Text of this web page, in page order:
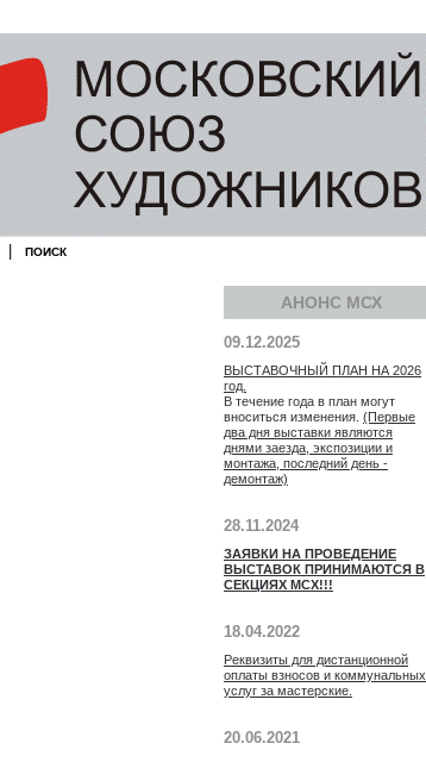
ПОИСК
АНОНС МСХ
09.12.2025
ВЫСТАВОЧНЫЙ ПЛАН НА 2026
год.
В течение года в план могут
вноситься изменения. (Первые
два дня выставки являются
днями заезда, экспозиции и
монтажа, последний день -
демонтаж)
28.11.2024
ЗАЯВКИ НА ПРОВЕДЕНИЕ
ВЫСТАВОК ПРИНИМАЮТСЯ В
СЕКЦИЯХ МСХ!!!
18.04.2022
Реквизиты для дистанционной
оплаты взносов и коммунальных
услуг за мастерские.
20.06.2021